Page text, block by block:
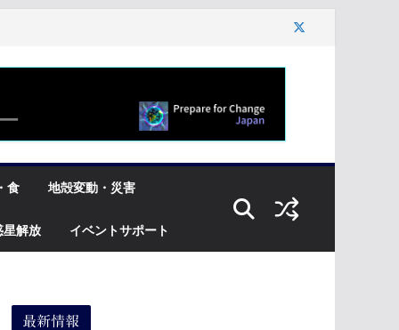
食 地殻変動・災害
星解放 イベントサポート
最新情報